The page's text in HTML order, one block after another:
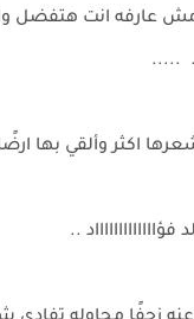
مش عارفه انت
.....
اكثر وألقي بها
..